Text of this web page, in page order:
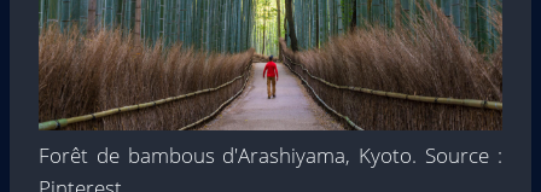
Forêt de bambous d'Arashiyama, Kyoto. Source :